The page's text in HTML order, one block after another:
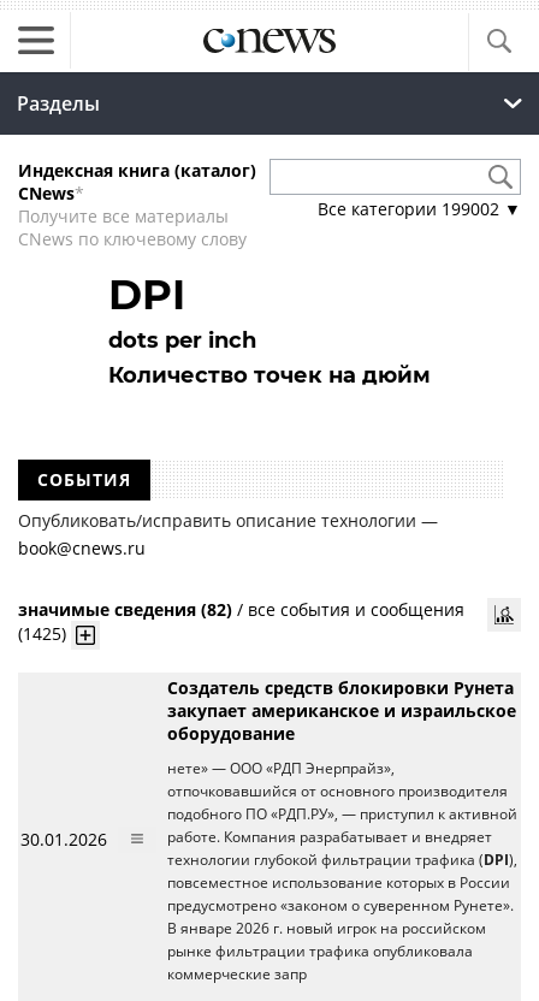
Разделы
Индексная книга (каталог)
CNews*
Получите все материалы
CNews по ключевому слову
Все категории 199002 ▼
DPI
dots per inch
Количество точек на дюйм
СОБЫТИЯ
Опубликовать/исправить описание технологии —
book@cnews.ru
значимые сведения (82) / все события и сообщения
(1425)
30.01.2026
Создатель средств блокировки Рунета
закупает американское и израильское
оборудование
нете» — ООО «РДП Энерпрайз»,
отпочковавшийся от основного производителя
подобного ПО «РДП.РУ», — приступил к активной
работе. Компания разрабатывает и внедряет
технологии глубокой фильтрации трафика (DPI),
повсеместное использование которых в России
предусмотрено «законом о суверенном Рунете».
В январе 2026 г. новый игрок на российском
рынке фильтрации трафика опубликовала
коммерческие запр